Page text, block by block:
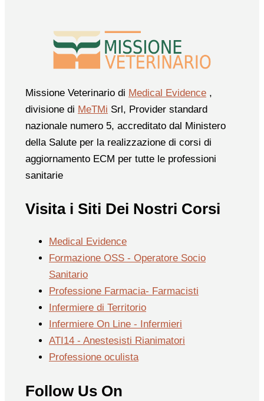
Missione Veterinario di Medical Evidence ,
divisione di MeTMi Srl, Provider standard
nazionale numero 5, accreditato dal Ministero
della Salute per la realizzazione di corsi di
aggiornamento ECM per tutte le professioni
sanitarie
Visita i Siti Dei Nostri Corsi
Medical Evidence
Formazione OSS - Operatore Socio
Sanitario
Professione Farmacia- Farmacisti
Infermiere di Territorio
Infermiere On Line - Infermieri
ATI14 - Anestesisti Rianimatori
Professione oculista
Follow Us On